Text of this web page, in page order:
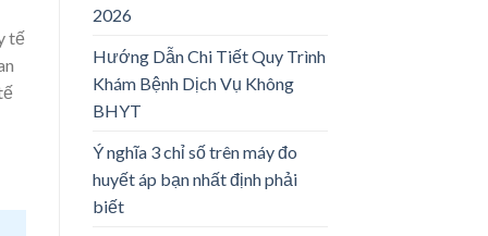
tế
2026
Hướng Dẫn Chi Tiết Quy Trình
Khám Bệnh Dịch Vụ Không
BHYT
Ý nghĩa 3 chỉ số trên máy đo
huyết áp bạn nhất định phải
biết